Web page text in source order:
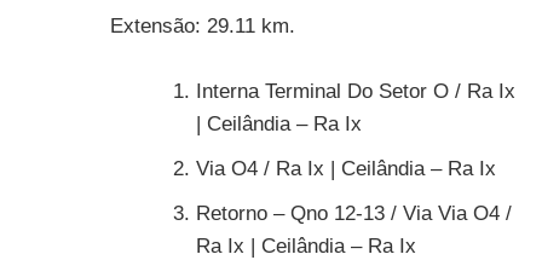
Extensão: 29.11 km.
Interna Terminal Do Setor O / Ra Ix
| Ceilândia – Ra Ix
Via O4 / Ra Ix | Ceilândia – Ra Ix
Retorno – Qno 12-13 / Via Via O4 /
Ra Ix | Ceilândia – Ra Ix